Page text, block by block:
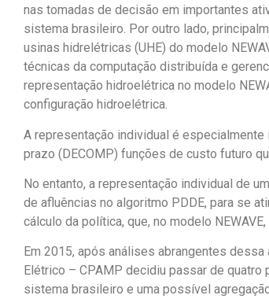
nas tomadas de decisão em importantes
sistema brasileiro. Por outro lado,
usinas hidrelétricas (UHE) do modelo
técnicas da computação distribuída e
representação hidroelétrica no modelo
configuração hidroelétrica.
A representação individual é
prazo (DECOMP) funções de custo futuro
No entanto, a representação individual de
de afluências no algoritmo PDDE, para se
cálculo da política, que, no modelo
Em 2015, após análises abrangentes
Elétrico – CPAMP decidiu passar de quatro
sistema brasileiro e uma possível